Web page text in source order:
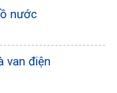
nước
van điện